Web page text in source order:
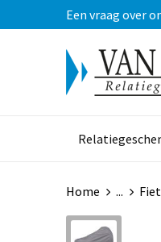
Een vraag over
Home ...